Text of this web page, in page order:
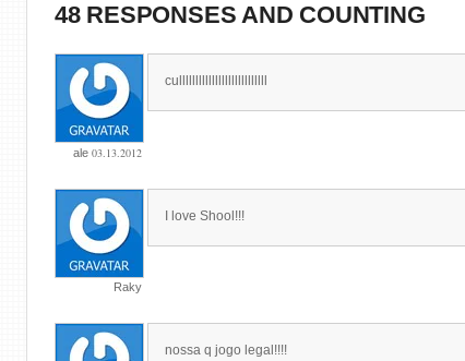
48 RESPONSES AND COUNTING
ale 03.13.2012
culllllllllllllllllllllllllll
Raky
I love Shool!!!
nossa q jogo legal!!!!